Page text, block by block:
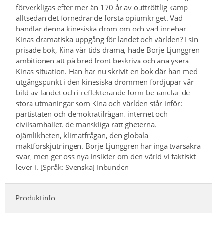
förverkligas efter mer än 170 år av outtröttlig kamp
alltsedan det förnedrande första opiumkriget. Vad
handlar denna kinesiska dröm om och vad innebär
Kinas dramatiska uppgång för landet och världen? I sin
prisade bok, Kina vår tids drama, hade Börje Ljunggren
ambitionen att på bred front beskriva och analysera
Kinas situation. Han har nu skrivit en bok där han med
utgångspunkt i den kinesiska drömmen fördjupar vår
bild av landet och i reflekterande form behandlar de
stora utmaningar som Kina och världen står inför:
partistaten och demokratifrågan, internet och
civilsamhället, de mänskliga rättigheterna,
ojämlikheten, klimatfrågan, den globala
maktförskjutningen. Börje Ljunggren har inga tvärsäkra
svar, men ger oss nya insikter om den värld vi faktiskt
lever i. [Språk: Svenska] Inbunden
Produktinfo